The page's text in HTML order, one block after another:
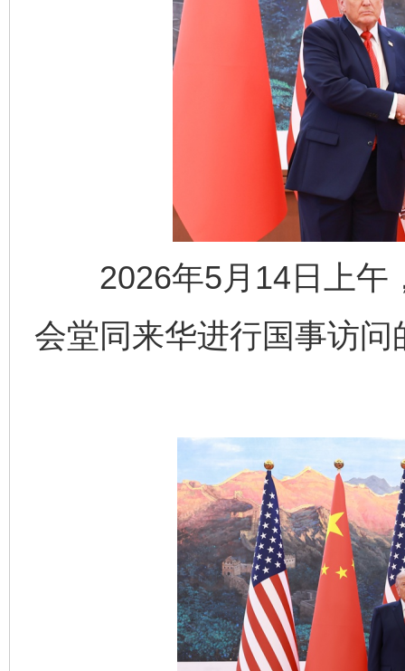
2026年5月14日上午
会堂同来华进行国事访